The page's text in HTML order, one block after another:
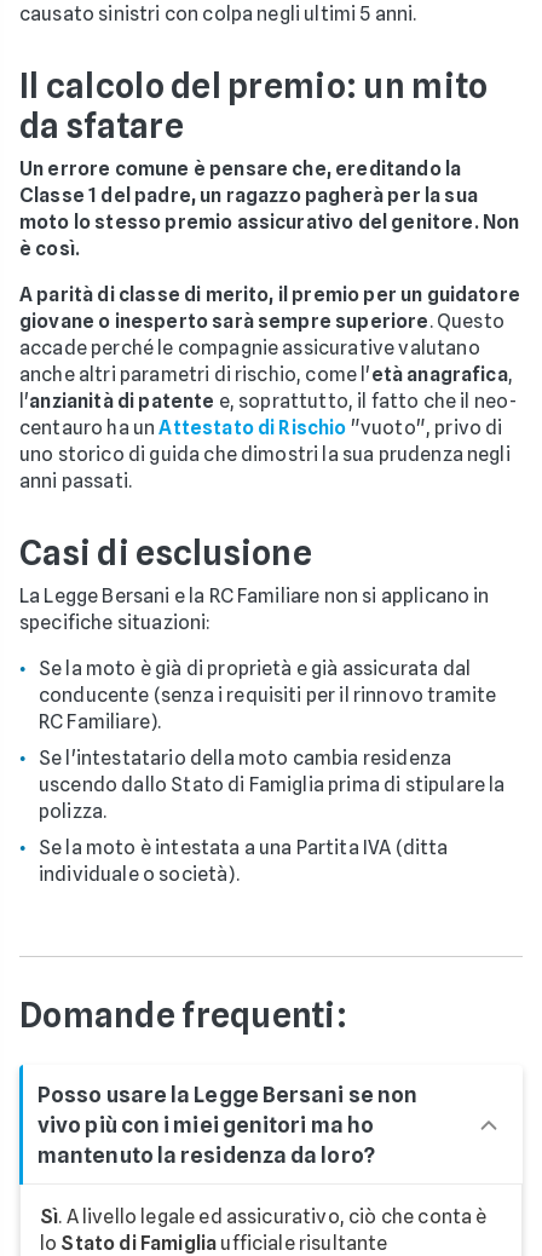
causato sinistri con colpa negli ultimi 5 anni.
Il calcolo del premio: un mito
da sfatare
Un errore comune è pensare che, ereditando la
Classe 1 del padre, un ragazzo pagherà per la sua
moto lo stesso premio assicurativo del genitore. Non
è così.
A parità di classe di merito, il premio per un guidatore
giovane o inesperto sarà sempre superiore. Questo
accade perché le compagnie assicurative valutano
anche altri parametri di rischio, come l'età anagrafica,
l'anzianità di patente e, soprattutto, il fatto che il neo-
centauro ha unAttestato di Rischio "vuoto", privo di
uno storico di guida che dimostri la sua prudenza negli
anni passati.
Casi di esclusione
La Legge Bersani e la RC Familiare non si applicano in
specifiche situazioni:
Se la moto è già di proprietà e già assicurata dal
conducente (senza i requisiti per il rinnovo tramite
RC Familiare).
Se l'intestatario della moto cambia residenza
uscendo dallo Stato di Famiglia prima di stipulare la
polizza.
Se la moto è intestata a una Partita IVA (ditta
individuale o società).
Domande frequenti:
Posso usare la Legge Bersani se non
vivo più con i miei genitori ma ho
mantenuto la residenza da loro?
Sì. A livello legale ed assicurativo, ciò che conta è
lo Stato di Famiglia ufficiale risultante